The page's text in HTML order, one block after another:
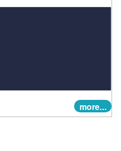
more...